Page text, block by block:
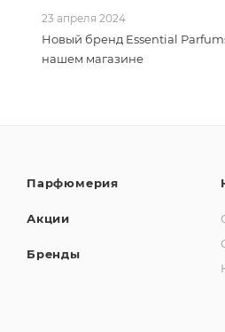
23 апреля 2024
Новый бренд Essential
нашем магазине
Парфюмерия
Акции
Бренды